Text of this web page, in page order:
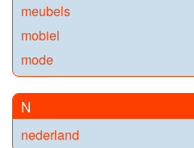
meubels
mobiel
mode
N
nederland